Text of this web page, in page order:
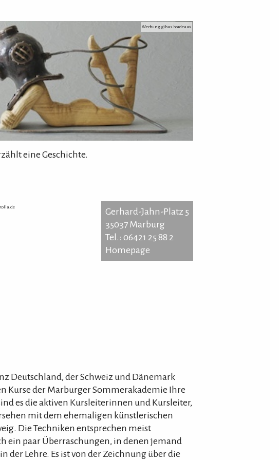
Werbung: gibus.bordeaux
eine Geschichte.
Gerhard-Jahn-Platz 5
35037 Marburg
Tel.: 06421 25 88 2
Homepage
Deutschland, der Schweiz und Dänemark
Kurse der Marburger Sommerakademie Ihre
es die aktiven Kursleiterinnen und Kursleiter,
mit dem ehemaligen künstlerischen
Die Techniken entsprechen meist
ein paar Überraschungen, in denen jemand
der Lehre. Es ist von der Zeichnung über die